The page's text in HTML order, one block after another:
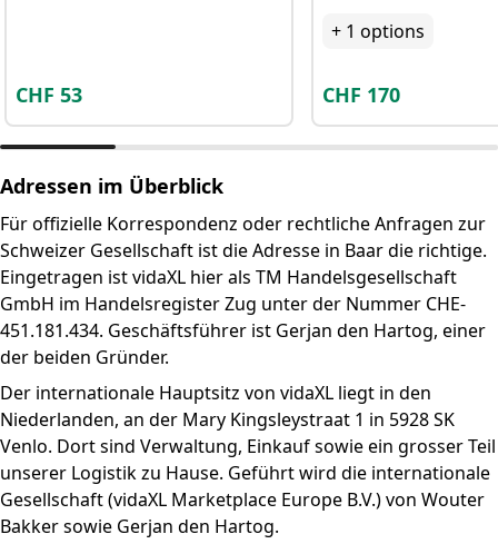
CHF 53
+ 1 options
CHF 170
Adressen im Überblick
Für offizielle Korrespondenz oder rechtliche Anfragen zur
Schweizer Gesellschaft ist die Adresse in Baar die richtige.
Eingetragen ist vidaXL hier als TM Handelsgesellschaft
GmbH im Handelsregister Zug unter der Nummer CHE-
451.181.434. Geschäftsführer ist Gerjan den Hartog, einer
der beiden Gründer.
Der internationale Hauptsitz von vidaXL liegt in den
Niederlanden, an der Mary Kingsleystraat 1 in 5928 SK
Venlo. Dort sind Verwaltung, Einkauf sowie ein grosser Teil
unserer Logistik zu Hause. Geführt wird die internationale
Gesellschaft (vidaXL Marketplace Europe B.V.) von Wouter
Bakker sowie Gerjan den Hartog.